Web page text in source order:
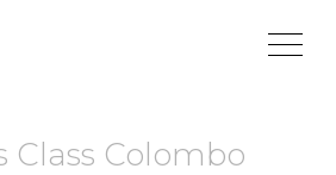
Class Colombo